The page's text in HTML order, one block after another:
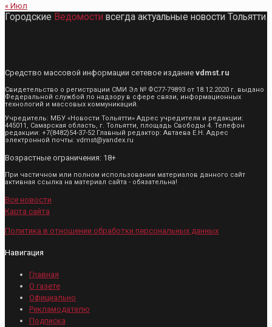
« Июл
Городские Ведомости всегда актуальные новости Тольятти
Средство массовой информации сетевое издание vdmst.ru
Свидетельство о регистрации СМИ Эл № ФС77-79893 от 18.12.2020 г. выдано
Федеральной службой по надзору в сфере связи, информационных
технологий и массовых коммуникаций.
Учредитель: МБУ «Новости Тольятти» Адрес учредителя и редакции:
445011, Самарская область, г. Тольятти, площадь Свободы 4. Телефон
редакции: +7(8482)54-37-52 Главный редактор: Автаева Е.Н. Адрес
электронной почты: vdmst@yandex.ru
Возрастные ограничения: 18+
При частичном или полном использовании материалов данного сайт
активная ссылка на материал сайта - обязательна!
Все новости
Карта сайта
Политика в отношении обработки персональных данных
Навигация
Главная
О газете
Официально
Рекламодателю
Подписка